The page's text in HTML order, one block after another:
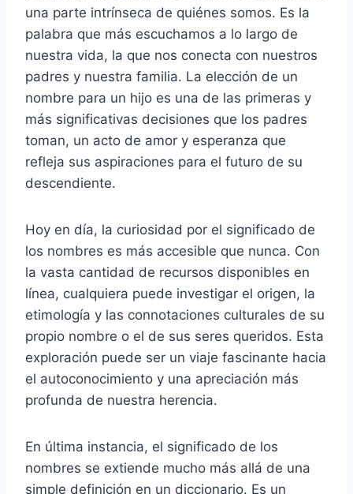
una parte intrínseca de quiénes somos. Es la
palabra que más escuchamos a lo largo de
nuestra vida, la que nos conecta con nuestros
padres y nuestra familia. La elección de un
nombre para un hijo es una de las primeras y
más significativas decisiones que los padres
toman, un acto de amor y esperanza que
refleja sus aspiraciones para el futuro de su
descendiente.
Hoy en día, la curiosidad por el significado de
los nombres es más accesible que nunca. Con
la vasta cantidad de recursos disponibles en
línea, cualquiera puede investigar el origen, la
etimología y las connotaciones culturales de su
propio nombre o el de sus seres queridos. Esta
exploración puede ser un viaje fascinante hacia
el autoconocimiento y una apreciación más
profunda de nuestra herencia.
En última instancia, el significado de los
nombres se extiende mucho más allá de una
simple definición en un diccionario. Es un